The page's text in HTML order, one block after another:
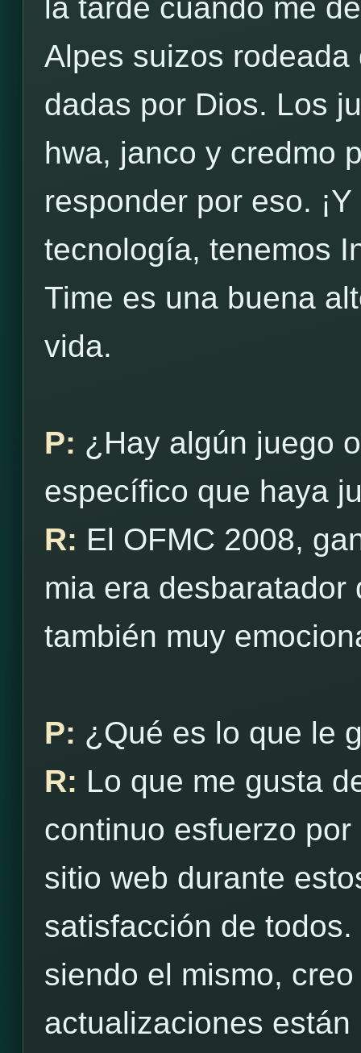
la tarde cuando me
Alpes suizos
dadas por Dios. Los
hwa, janco y credmo
responder por eso.
tecnología, tenemos
Time es una buena
vida.
P: ¿Hay algún juego
específico que haya
R: El OFMC 2008,
mia era
también muy
P: ¿Qué es lo que le
R: Lo que me gusta
continuo esfuerzo
sitio web durante
satisfacción de
siendo el mismo,
actualizaciones